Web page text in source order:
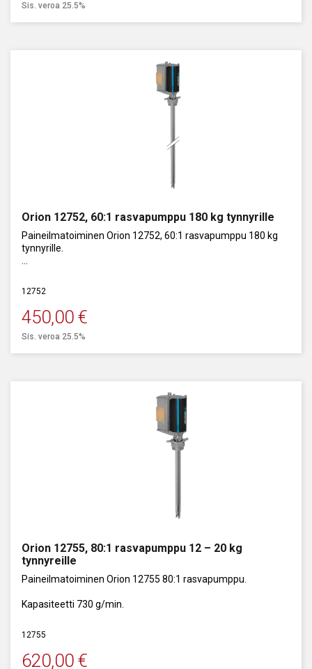
Sis. veroa 25.5%
Orion 12752, 60:1 rasvapumppu 180 kg tynnyrille
Paineilmatoiminen Orion 12752, 60:1 rasvapumppu 180 kg
tynnyrille.
12752
450,00 €
Sis. veroa 25.5%
Orion 12755, 80:1 rasvapumppu 12 – 20 kg
tynnyreille
Paineilmatoiminen Orion 12755 80:1 rasvapumppu.
Kapasiteetti 730 g/min.
12755
620,00 €